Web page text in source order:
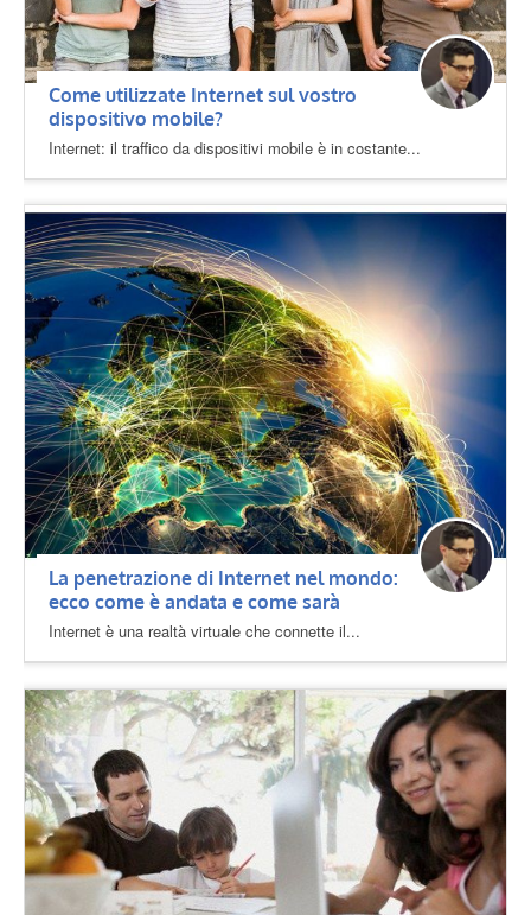
Come utilizzate Internet sul vostro
dispositivo mobile?
Internet: il traffico da dispositivi mobile è in costante...
La penetrazione di Internet nel mondo:
ecco come è andata e come sarà
Internet è una realtà virtuale che connette il...